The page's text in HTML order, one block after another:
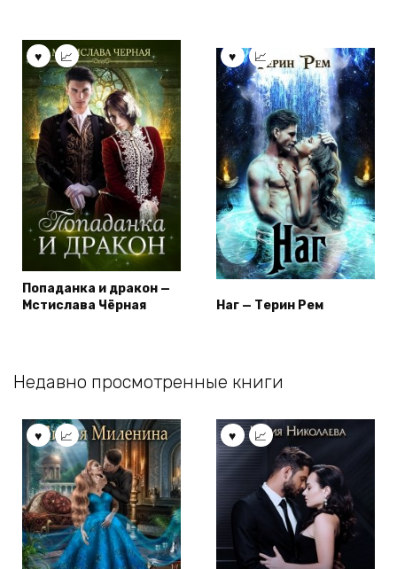
Попаданка и дракон —
Мстислава Чёрная
Наг — Терин Рем
Недавно просмотренные книги